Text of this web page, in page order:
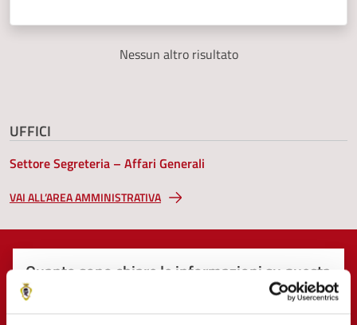
Nessun altro risultato
UFFICI
Settore Segreteria – Affari Generali
VAI ALL’AREA AMMINISTRATIVA
Quanto sono chiare le informazioni su questa
pagina?